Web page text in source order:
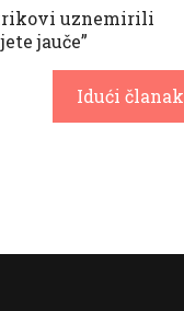
uznemirili
jauče”
Idući članak